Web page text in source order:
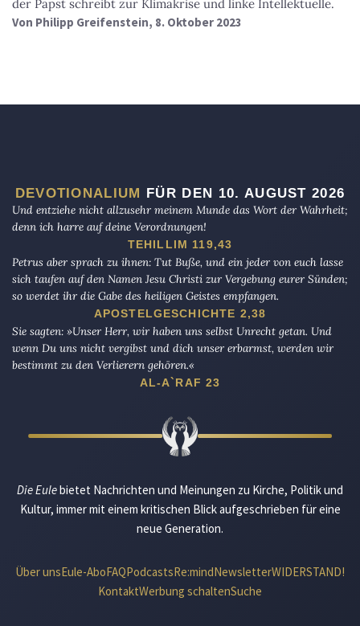
der Papst schreibt zur Klimakrise und linke Intellektuelle.
Von Philipp Greifenstein, 8. Oktober 2023
DEVOTIONALIUM FÜR DEN 10. AUGUST 2026
Und entziehe nicht allzusehr meinem Munde das Wort der Wahrheit;
denn ich harre auf deine Verordnungen!
TEHILLIM 119,43
Petrus aber sprach zu ihnen: Tut Buße, und ein jeder von euch lasse
sich taufen auf den Namen Jesu Christi zur Vergebung eurer Sünden;
so werdet ihr die Gabe des heiligen Geistes empfangen.
APOSTELGESCHICHTE 2,38
Sie sagten: »Unser Herr, wir haben uns selbst Unrecht getan. Und
wenn Du uns nicht vergibst und dich unser erbarmst, werden wir
bestimmt zu den Verlierern gehören.«
AL-A`RAF 23
Die Eulebietet Nachrichten und Meinungen zu Kirche, Politik und
Kultur, immer mit einem kritischen Blick aufgeschrieben für eine
neue Generation.
Über unsEule-AboFAQPodcastsRe:mindNewsletterWIDERSTAND!
KontaktWerbung schaltenSuche